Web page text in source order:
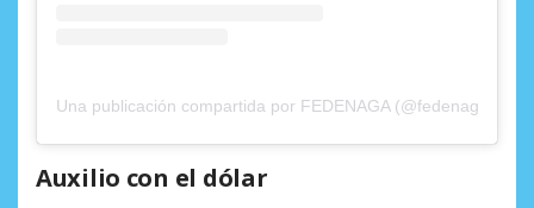
Una publicación compartida por FEDENAGA
Auxilio con el dólar